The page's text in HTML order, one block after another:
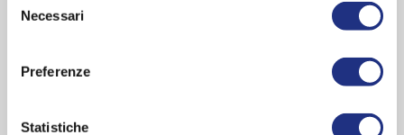
delNecessari
Preferenze
Statistiche
Die Novellini-Duschabtrennung mit den meisten
Gestaltungsmöglichkeiten - über dreitausend. Seit über 15 Jahren
erfüllt die Lunes-Kollektion mit minimalistischem Design, raffinierter
Ästhetik und einer einfachen Montage die Ansprüche an jedes